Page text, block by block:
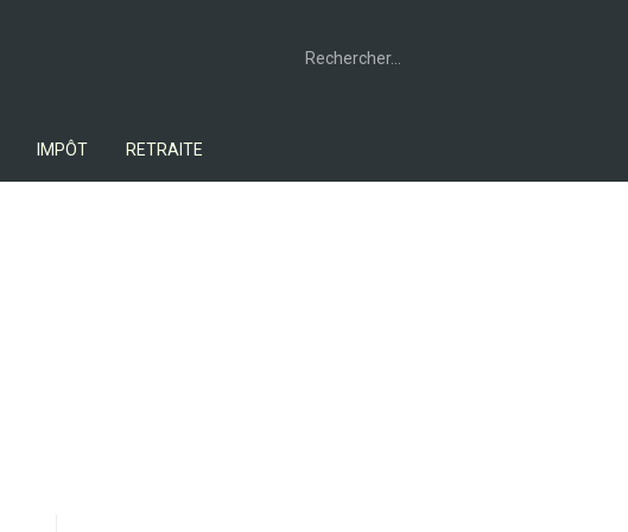
Rechercher :
IMPÔT RETRAITE